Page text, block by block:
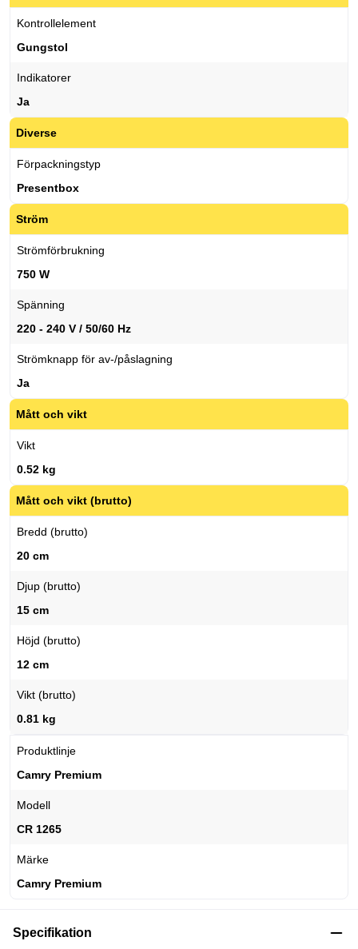
Kontrollelement
Gungstol
Indikatorer
Ja
Diverse
Förpackningstyp
Presentbox
Ström
Strömförbrukning
750 W
Spänning
220 - 240 V / 50/60 Hz
Strömknapp för av-/påslagning
Ja
Mått och vikt
Vikt
0.52 kg
Mått och vikt (brutto)
Bredd (brutto)
20 cm
Djup (brutto)
15 cm
Höjd (brutto)
12 cm
Vikt (brutto)
0.81 kg
Produktlinje
Camry Premium
Modell
CR 1265
Märke
Camry Premium
Specifikation